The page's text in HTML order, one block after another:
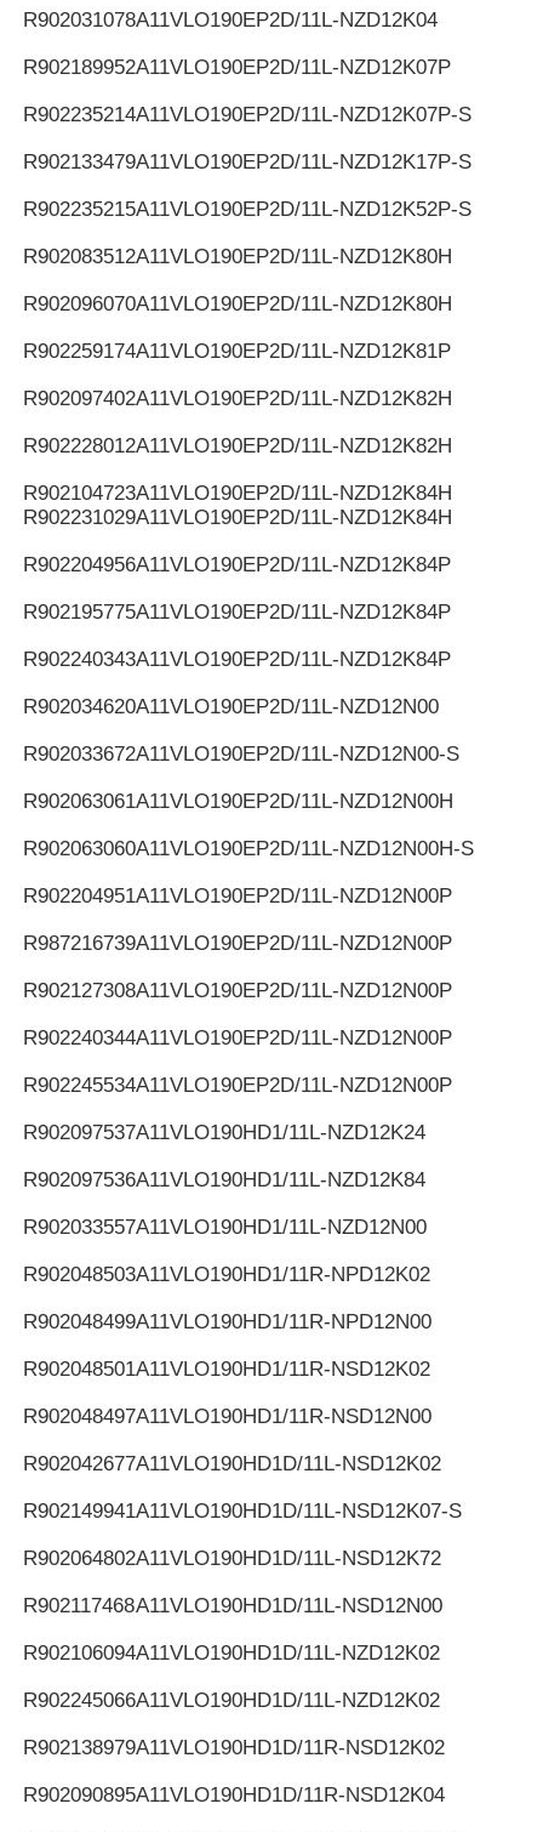
R902031078A11VLO190EP2D/11L-NZD12K04
R902189952A11VLO190EP2D/11L-NZD12K07P
R902235214A11VLO190EP2D/11L-NZD12K07P-S
R902133479A11VLO190EP2D/11L-NZD12K17P-S
R902235215A11VLO190EP2D/11L-NZD12K52P-S
R902083512A11VLO190EP2D/11L-NZD12K80H
R902096070A11VLO190EP2D/11L-NZD12K80H
R902259174A11VLO190EP2D/11L-NZD12K81P
R902097402A11VLO190EP2D/11L-NZD12K82H
R902228012A11VLO190EP2D/11L-NZD12K82H
R902104723A11VLO190EP2D/11L-NZD12K84H
R902231029A11VLO190EP2D/11L-NZD12K84H
R902204956A11VLO190EP2D/11L-NZD12K84P
R902195775A11VLO190EP2D/11L-NZD12K84P
R902240343A11VLO190EP2D/11L-NZD12K84P
R902034620A11VLO190EP2D/11L-NZD12N00
R902033672A11VLO190EP2D/11L-NZD12N00-S
R902063061A11VLO190EP2D/11L-NZD12N00H
R902063060A11VLO190EP2D/11L-NZD12N00H-S
R902204951A11VLO190EP2D/11L-NZD12N00P
R987216739A11VLO190EP2D/11L-NZD12N00P
R902127308A11VLO190EP2D/11L-NZD12N00P
R902240344A11VLO190EP2D/11L-NZD12N00P
R902245534A11VLO190EP2D/11L-NZD12N00P
R902097537A11VLO190HD1/11L-NZD12K24
R902097536A11VLO190HD1/11L-NZD12K84
R902033557A11VLO190HD1/11L-NZD12N00
R902048503A11VLO190HD1/11R-NPD12K02
R902048499A11VLO190HD1/11R-NPD12N00
R902048501A11VLO190HD1/11R-NSD12K02
R902048497A11VLO190HD1/11R-NSD12N00
R902042677A11VLO190HD1D/11L-NSD12K02
R902149941A11VLO190HD1D/11L-NSD12K07-S
R902064802A11VLO190HD1D/11L-NSD12K72
R902117468A11VLO190HD1D/11L-NSD12N00
R902106094A11VLO190HD1D/11L-NZD12K02
R902245066A11VLO190HD1D/11L-NZD12K02
R902138979A11VLO190HD1D/11R-NSD12K02
R902090895A11VLO190HD1D/11R-NSD12K04